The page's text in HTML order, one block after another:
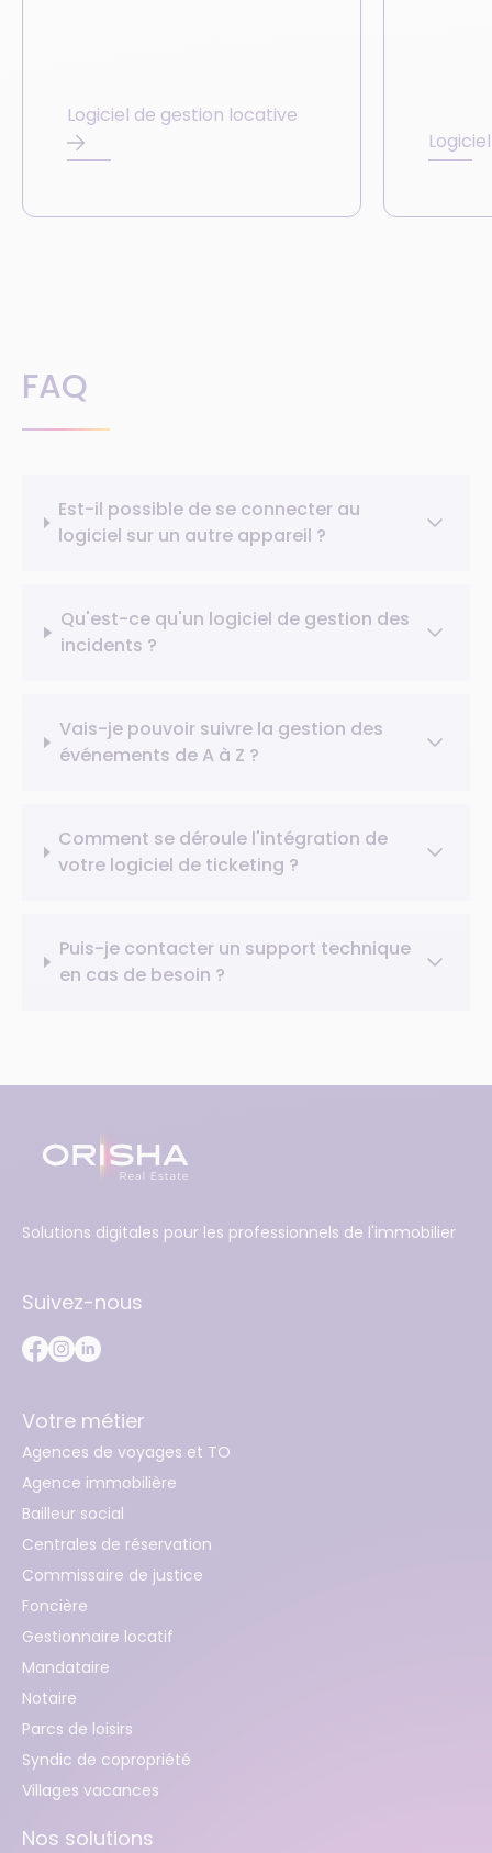
Logiciel de gestion locative
FAQ
Est-il possible de se connecter au
logiciel sur un autre appareil ?
Qu'est-ce qu'un logiciel de gestion des
incidents ?
Vais-je pouvoir suivre la gestion des
événements de A à Z ?
Comment se déroule l'intégration de
votre logiciel de ticketing ?
Puis-je contacter un support technique
en cas de besoin ?
Solutions digitales pour les professionnels de l'immobilier
Suivez-nous
Votre métier
Agences de voyages et TO
Agence immobilière
Bailleur social
Centrales de réservation
Commissaire de justice
Foncière
Gestionnaire locatif
Mandataire
Notaire
Parcs de loisirs
Syndic de copropriété
Villages vacances
Nos solutions